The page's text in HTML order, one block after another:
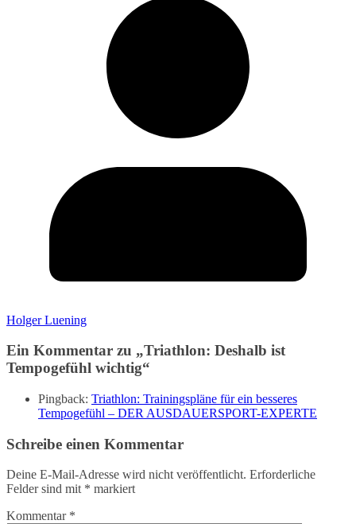
Holger Luening
Ein Kommentar zu „Triathlon: Deshalb ist
Tempogefühl wichtig“
Pingback: Triathlon: Trainingspläne für ein besseres
Tempogefühl – DER AUSDAUERSPORT-EXPERTE
Schreibe einen Kommentar
Deine E-Mail-Adresse wird nicht veröffentlicht. Erforderliche
Felder sind mit * markiert
Kommentar *